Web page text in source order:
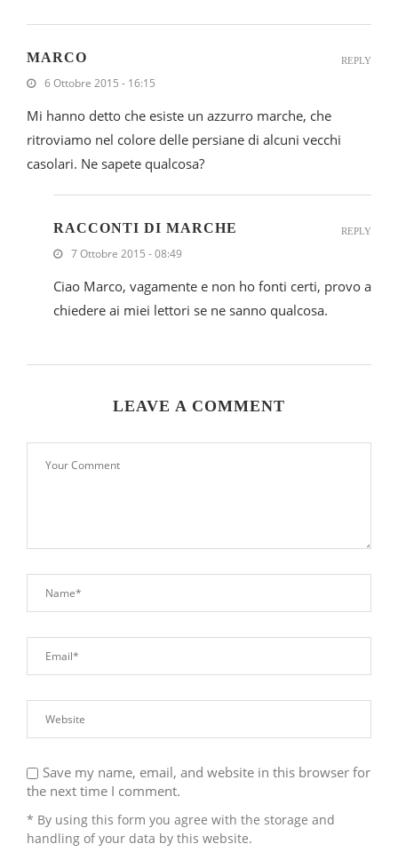
MARCO
6 Ottobre 2015 - 16:15
Mi hanno detto che esiste un azzurro marche, che
ritroviamo nel colore delle persiane di alcuni vecchi
casolari. Ne sapete qualcosa?
REPLY
RACCONTI DI MARCHE
7 Ottobre 2015 - 08:49
Ciao Marco, vagamente e non ho fonti certi, provo a
chiedere ai miei lettori se ne sanno qualcosa.
REPLY
LEAVE A COMMENT
Save my name, email, and website in this browser for
the next time I comment.
* By using this form you agree with the storage and
handling of your data by this website.